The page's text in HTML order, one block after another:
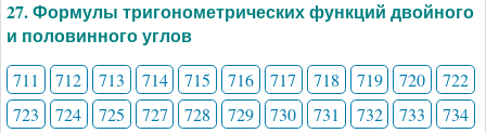
27. Формулы тригонометрических функций двойного
и половинного углов
711 712 713 714 715 716 717 718 719 720
722
723
724 725 727 728 729 730 731 732 733
734